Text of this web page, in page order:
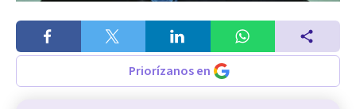
Priorízanos en